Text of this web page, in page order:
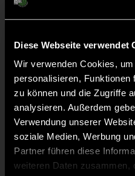
Diese Webseite verwendet
Wir verwenden Cookies,
personalisieren, Funktionen
zu können und die Zugriffe
analysieren. Außerdem
Verwendung unserer
soziale Medien, Werbung
Partner führen diese
weiteren Daten zusammen,
2' TOR 3:1,
Philippa